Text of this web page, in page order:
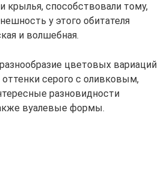
крылья, способствовали тому,
у этого обитателя
и волшебная.
цветовых вариаций
серого с оливковым,
разновидности
вуалевые формы.